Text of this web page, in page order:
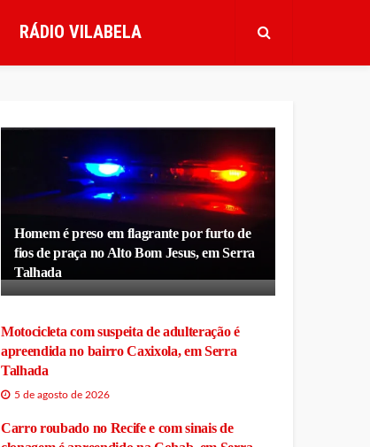
RÁDIO VILABELA
Homem é preso em flagrante por furto de
fios de praça no Alto Bom Jesus, em Serra
Talhada
Motocicleta com suspeita de adulteração é
apreendida no bairro Caxixola, em Serra
Talhada
5 de agosto de 2026
Carro roubado no Recife e com sinais de